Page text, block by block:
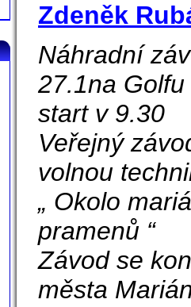
Zdeněk
Náhradní
27.1na
start v 9.30
Veřejný
volnou
„ Okolo
pramenů “
Závod se
města